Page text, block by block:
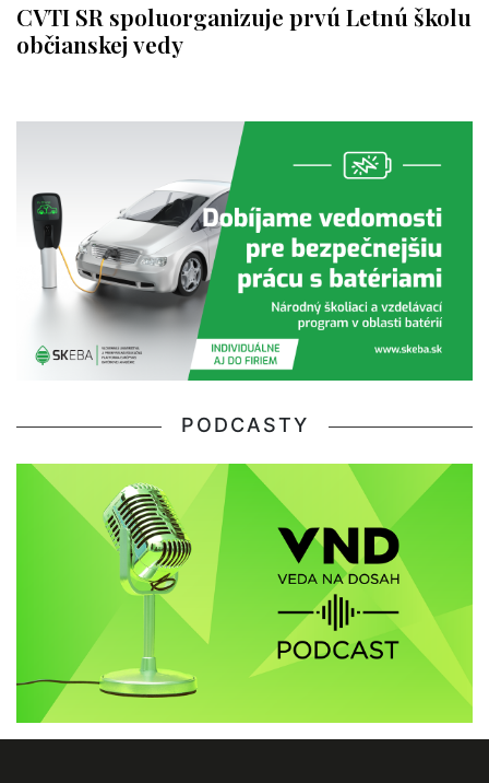
CVTI SR spoluorganizuje prvú Letnú školu
občianskej vedy
PODCASTY